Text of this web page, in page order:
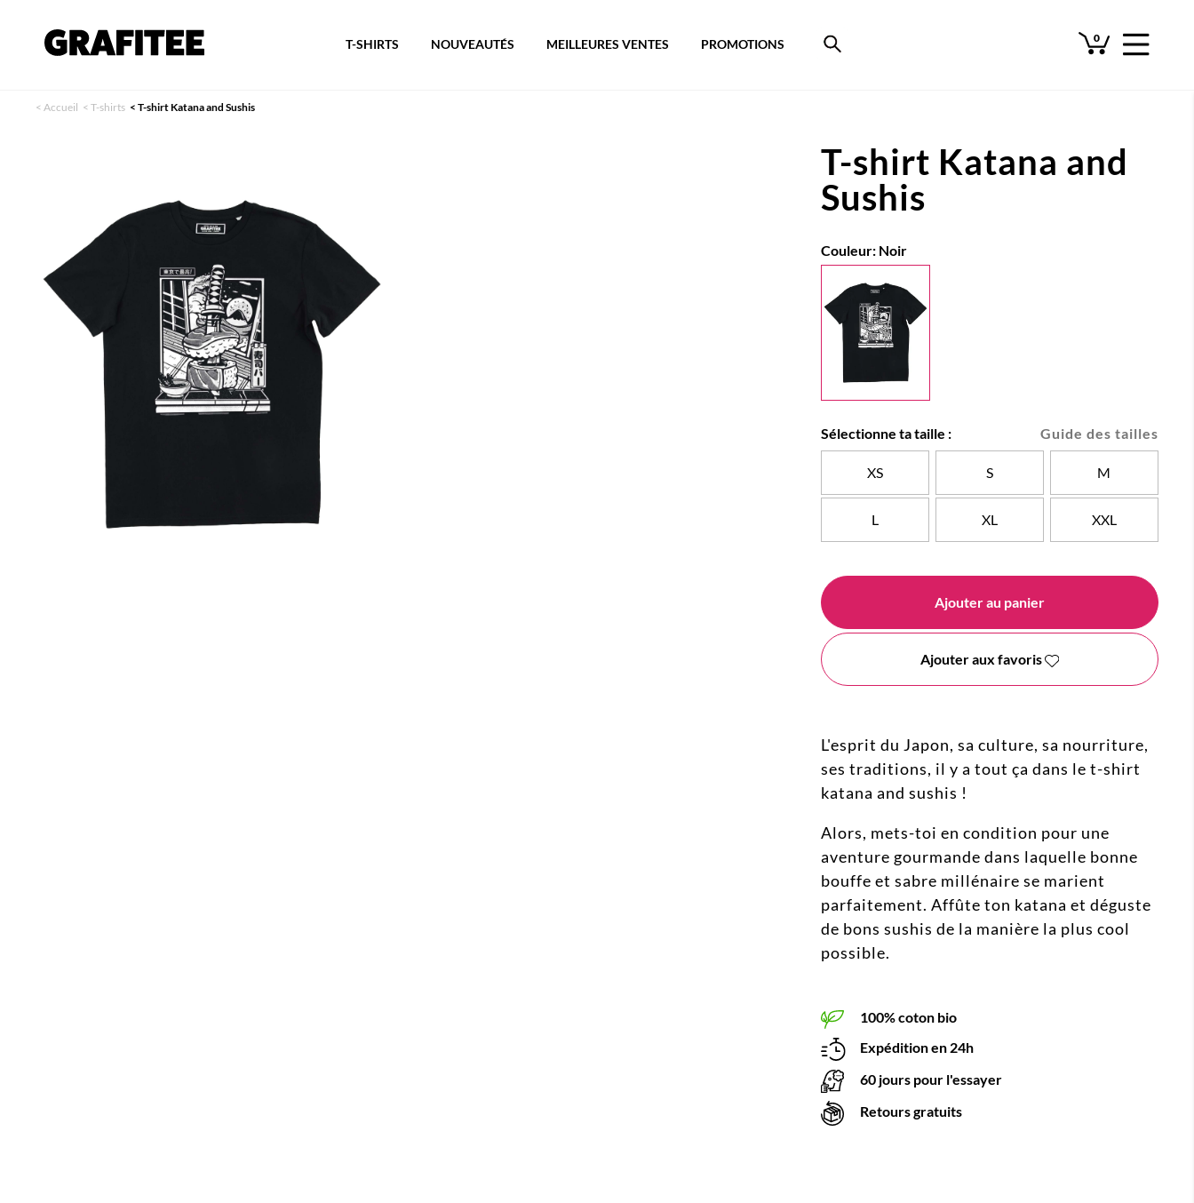
0
T-SHIRTS NOUVEAUTÉS MEILLEURES VENTES PROMOTIONS
< Accueil < T-shirts < T-shirt Katana and Sushis
T-shirt Katana and
Sushis
Couleur: Noir
Guide des tailles
Sélectionne ta taille :
XS S M
L XL XXL
Ajouter au panier
Ajouter aux favoris
L'esprit du Japon, sa culture, sa nourriture,
ses traditions, il y a tout ça dans le t-shirt
katana and sushis !
Alors, mets-toi en condition pour une
aventure gourmande dans laquelle bonne
bouffe et sabre millénaire se marient
parfaitement. Affûte ton katana et déguste
de bons sushis de la manière la plus cool
possible.
100% coton bio
Expédition en 24h
60 jours pour l'essayer
Retours gratuits